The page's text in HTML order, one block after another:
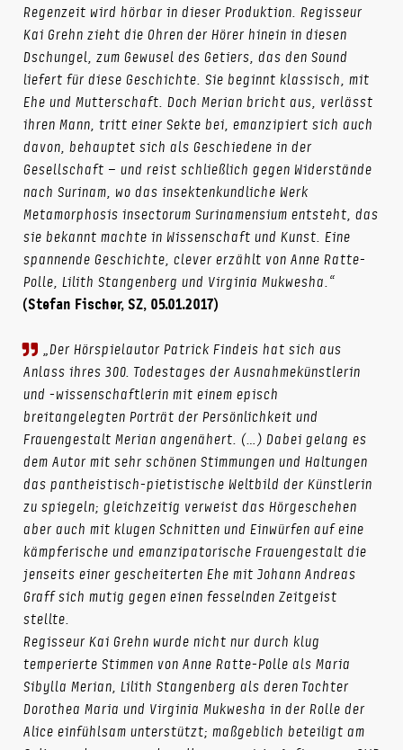
Regenzeit wird hörbar in dieser Produktion. Regisseur
Kai Grehn zieht die Ohren der Hörer hinein in diesen
Dschungel, zum Gewusel des Getiers, das den Sound
liefert für diese Geschichte. Sie beginnt klassisch, mit
Ehe und Mutterschaft. Doch Merian bricht aus, verlässt
ihren Mann, tritt einer Sekte bei, emanzipiert sich auch
davon, behauptet sich als Geschiedene in der
Gesellschaft – und reist schließlich gegen Widerstände
nach Surinam, wo das insektenkundliche Werk
Metamorphosis insectorum Surinamensium entsteht, das
sie bekannt machte in Wissenschaft und Kunst. Eine
spannende Geschichte, clever erzählt von Anne Ratte-
Polle, Lilith Stangenberg und Virginia Mukwesha.“
(Stefan Fischer, SZ, 05.01.2017)
„Der Hörspielautor Patrick Findeis hat sich aus
Anlass ihres 300. Todestages der Ausnahmekünstlerin
und -wissenschaftlerin mit einem episch
breitangelegten Porträt der Persönlichkeit und
Frauengestalt Merian angenähert. (…) Dabei gelang es
dem Autor mit sehr schönen Stimmungen und Haltungen
das pantheistisch-pietistische Weltbild der Künstlerin
zu spiegeln; gleichzeitig verweist das Hörgeschehen
aber auch mit klugen Schnitten und Einwürfen auf eine
kämpferische und emanzipatorische Frauengestalt die
jenseits einer gescheiterten Ehe mit Johann Andreas
Graff sich mutig gegen einen fesselnden Zeitgeist
stellte.
Regisseur Kai Grehn wurde nicht nur durch klug
temperierte Stimmen von Anne Ratte-Polle als Maria
Sibylla Merian, Lilith Stangenberg als deren Tochter
Dorothea Maria und Virginia Mukwesha in der Rolle der
Alice einfühlsam unterstützt; maßgeblich beteiligt am